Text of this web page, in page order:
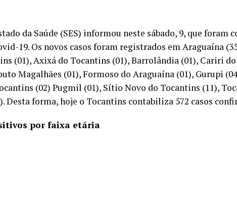
da Saúde (SES) informou neste sábado, 9, que foram
19. Os novos casos foram registrados em Araguaína
(01), Axixá do Tocantins (01), Barrolândia (01), Cariri
Magalhães (01), Formoso do Araguaína (01), Gurupi
(02) Pugmil (01), Sítio Novo do Tocantins (11),
Desta forma, hoje o Tocantins contabiliza 572 casos
por faixa etária